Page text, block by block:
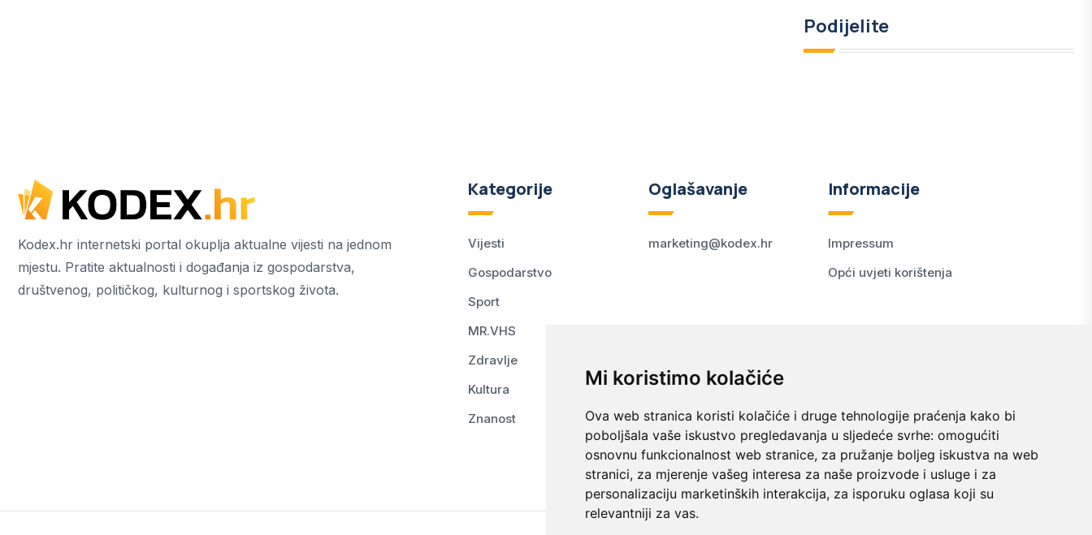
Mi koristimo kolačiće
Ova web stranica koristi kolačiće i druge tehnologije praćenja kako bi
poboljšala vaše iskustvo pregledavanja u sljedeće svrhe: omogućiti
osnovnu funkcionalnost web stranice, za pružanje boljeg iskustva na web
stranici, za mjerenje vašeg interesa za naše proizvode i usluge i za
personalizaciju marketinških interakcija, za isporuku oglasa koji su
relevantniji za vas.
Podijelite
Kodex.hr internetski portal okuplja aktualne vijesti na jednom
mjestu. Pratite aktualnosti i događanja iz gospodarstva,
društvenog, političkog, kulturnog i sportskog života.
Kategorije
Vijesti
Gospodarstvo
Sport
MR.VHS
Zdravlje
Kultura
Znanost
Oglašavanje
marketing@kodex.hr
Informacije
Impressum
Opći uvjeti korištenja